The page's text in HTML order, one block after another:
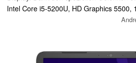
Betriebsmodi möglich, aber machen
Intel Core i5-5200U, HD Graphics 5500,